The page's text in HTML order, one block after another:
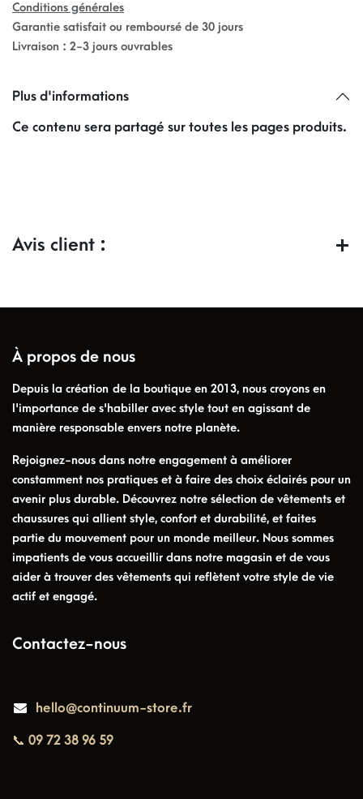
Conditions générales
Garantie satisfait ou remboursé de 30 jours
Livraison : 2-3 jours ouvrables
Plus d'informations
Ce contenu sera partagé sur toutes les pages produits.
Avis client :
À propos de nous
Depuis la création de la boutique en 2013, nous croyons en
l'importance de s'habiller avec style tout en agissant de
manière responsable envers notre planète.
Rejoignez-nous dans notre engagement à améliorer
constamment nos pratiques et à faire des choix éclairés pour un
avenir plus durable. Découvrez notre sélection de vêtements et
chaussures qui allient style, confort et durabilité, et faites
partie du mouvement pour un monde meilleur. Nous sommes
impatients de vous accueillir dans notre magasin et de vous
aider à trouver des vêtements qui reflètent votre style de vie
actif et engagé.
Contactez-nous
hello@continuum-store.fr
📞 09 72 38 96 59